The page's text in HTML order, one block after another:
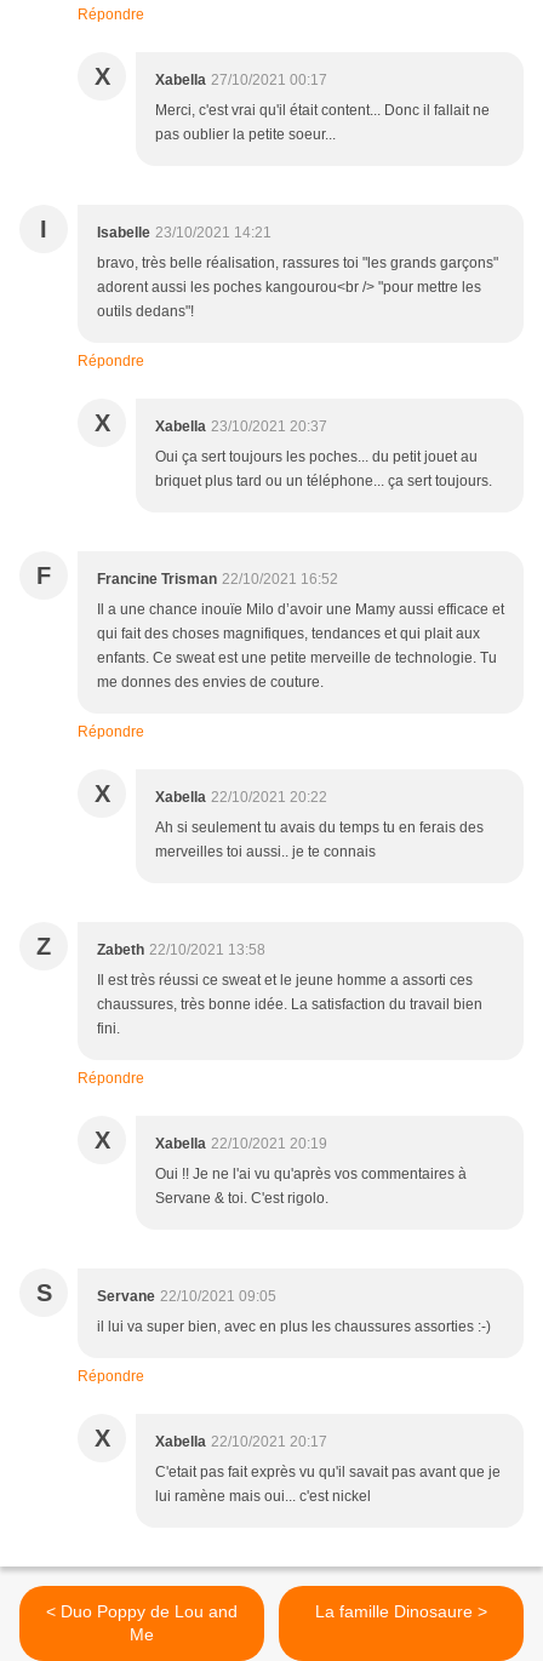
Répondre
X Xabella 27/10/2021 00:17
Merci, c'est vrai qu'il était content... Donc il fallait ne
pas oublier la petite soeur...
I Isabelle 23/10/2021 14:21
bravo, très belle réalisation, rassures toi "les grands garçons"
adorent aussi les poches kangourou<br /> "pour mettre les
outils dedans"!
Répondre
X Xabella 23/10/2021 20:37
Oui ça sert toujours les poches... du petit jouet au
briquet plus tard ou un téléphone... ça sert toujours.
F Francine Trisman 22/10/2021 16:52
Il a une chance inouïe Milo d’avoir une Mamy aussi efficace et
qui fait des choses magnifiques, tendances et qui plait aux
enfants. Ce sweat est une petite merveille de technologie. Tu
me donnes des envies de couture.
Répondre
X Xabella 22/10/2021 20:22
Ah si seulement tu avais du temps tu en ferais des
merveilles toi aussi.. je te connais
Z Zabeth 22/10/2021 13:58
Il est très réussi ce sweat et le jeune homme a assorti ces
chaussures, très bonne idée. La satisfaction du travail bien
fini.
Répondre
X Xabella 22/10/2021 20:19
Oui !! Je ne l'ai vu qu'après vos commentaires à
Servane & toi. C'est rigolo.
S Servane 22/10/2021 09:05
il lui va super bien, avec en plus les chaussures assorties :-)
Répondre
X Xabella 22/10/2021 20:17
C'etait pas fait exprès vu qu'il savait pas avant que je
lui ramène mais oui... c'est nickel
< Duo Poppy de Lou and
Me
La famille Dinosaure >